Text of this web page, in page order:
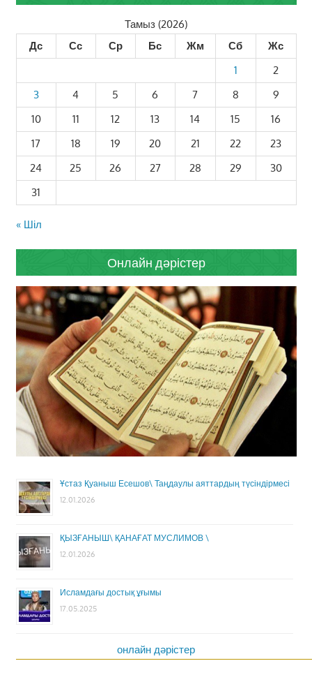
Тамыз (2026)
Дс
Сс Ср Бс Жм Сб
Жс
1
2
3
4 5 6 7 8
9
10
11 12 13 14 15
16
17
18 19 20 21 22
23
24
25 26 27 28 29
30
31
« Шіл
Онлайн дәрістер
Ұстаз Қуаныш Есешов\ Таңдаулы аяттардың түсіндірмесі
12.01.2026
ҚЫЗҒАНЫШ\ ҚАНАҒАТ МУСЛИМОВ \
12.01.2026
Исламдағы достық ұғымы
17.05.2025
онлайн дәрістер